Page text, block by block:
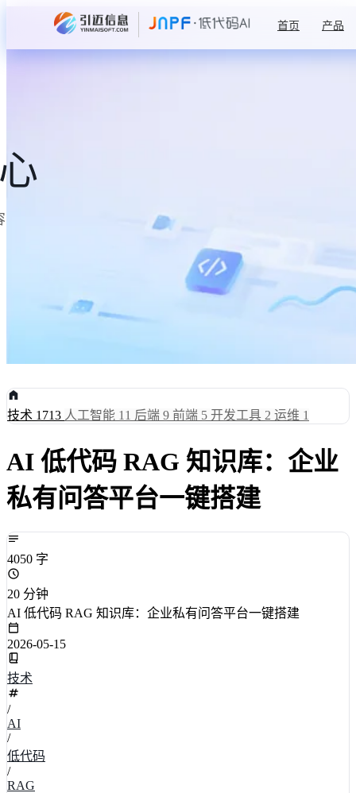
首页 产品
技术 1713 人工智能 11 后端 9 前端 5 开发工具 2 运维 1
AI 低代码 RAG 知识库：企业
私有问答平台一键搭建
4050 字
20 分钟
AI 低代码 RAG 知识库：企业私有问答平台一键搭建
2026-05-15
技术
/
AI
/
低代码
/
RAG